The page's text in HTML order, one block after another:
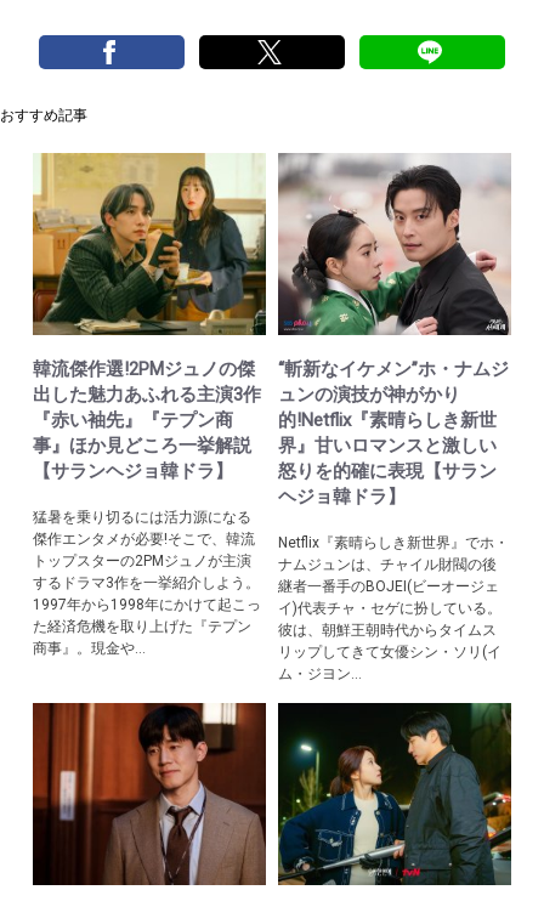
おすすめ記事
韓流傑作選!2PMジュノの傑
出した魅力あふれる主演3作
『赤い袖先』『テプン商
事』ほか見どころ一挙解説
【サランヘジョ韓ドラ】
猛暑を乗り切るには活力源になる
傑作エンタメが必要!そこで、韓流
トップスターの2PMジュノが主演
するドラマ3作を一挙紹介しよう。
1997年から1998年にかけて起こっ
た経済危機を取り上げた『テプン
商事』。現金や...
“斬新なイケメン”ホ・ナムジ
ュンの演技が神がかり
的!Netflix『素晴らしき新世
界』甘いロマンスと激しい
怒りを的確に表現【サラン
ヘジョ韓ドラ】
Netflix『素晴らしき新世界』でホ・
ナムジュンは、チャイル財閥の後
継者一番手のBOJEI(ビーオージェ
イ)代表チャ・セゲに扮している。
彼は、朝鮮王朝時代からタイムス
リップしてきて女優シン・ソリ(イ
ム・ジヨン...